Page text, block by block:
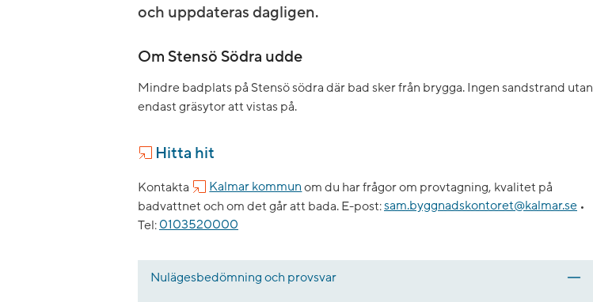
och uppdateras dagligen.
Om Stensö Södra udde
Mindre badplats på Stensö södra där bad sker från brygga. Ingen sandstrand utan
endast gräsytor att vistas på.
Hitta hit
Kontakta Kalmar kommun om du har frågor om provtagning, kvalitet på
badvattnet och om det går att bada. E-post:sam.byggnadskontoret@kalmar.se •
Tel: 0103520000
Nulägesbedömning och provsvar